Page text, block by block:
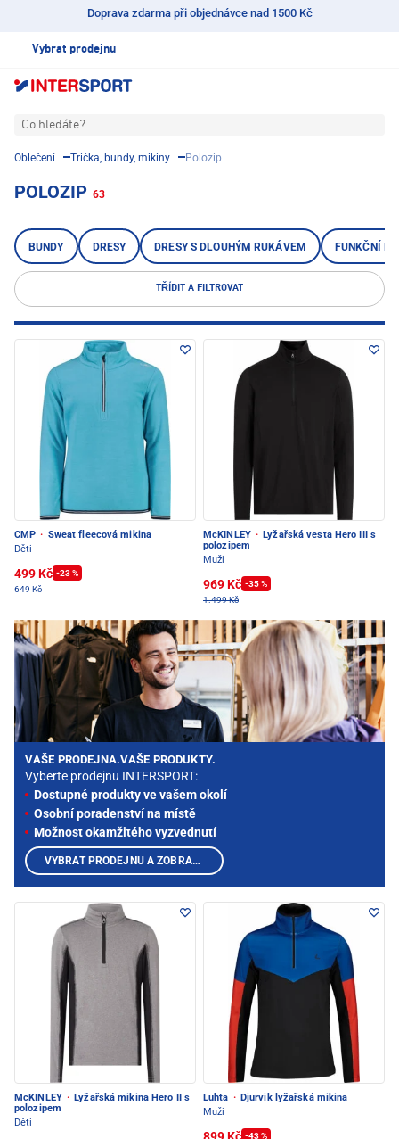
Doprava zdarma při objednávce nad 1500 Kč
Vybrat prodejnu
Co hledáte?
Oblečení Trička, bundy, mikiny Polozip
POLOZIP 63
BUNDY DRESY DRESY S DLOUHÝM RUKÁVEM FUNKČNÍ
TŘÍDIT A FILTROVAT
CMP · Sweat fleecová mikina
Děti
499 Kč -23 %
649 Kč
McKINLEY · Lyžařská vesta Hero III s
polozipem
Muži
969 Kč -35 %
1.499 Kč
McKINLEY · Lyžařská mikina Hero II s
polozipem
Děti
Luhta · Djurvik lyžařská mikina
Muži
899 Kč -43 %
VAŠE PRODEJNA.VAŠE PRODUKTY.
Vyberte prodejnu INTERSPORT:
Dostupné produkty ve vašem okolí
Osobní poradenství na místě
Možnost okamžitého vyzvednutí
VYBRAT PRODEJNU A ZOBRAZIT PRODUKTY